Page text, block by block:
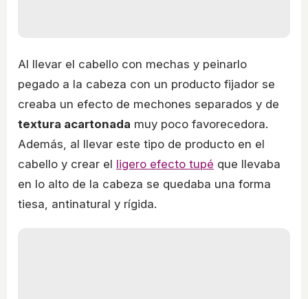
Al llevar el cabello con mechas y peinarlo
pegado a la cabeza con un producto fijador se
creaba un efecto de mechones separados y de
textura acartonada muy poco favorecedora.
Además, al llevar este tipo de producto en el
cabello y crear el ligero efecto tupé que llevaba
en lo alto de la cabeza se quedaba una forma
tiesa, antinatural y rígida.